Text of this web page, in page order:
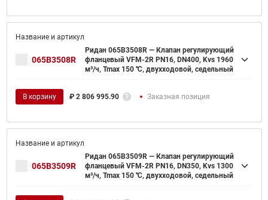
065B3508R
Ридан 065B3508R — Клапан регулирующий
фланцевый VFM-2R PN16, DN400, Kvs 1960
м³/ч, Tmax 150 ℃, двухходовой, седельный
В корзину ₽ 2 806 995.90 Заказная позиция
065B3509R
Ридан 065B3509R — Клапан регулирующий
фланцевый VFM-2R PN16, DN350, Kvs 1300
м³/ч, Tmax 150 ℃, двухходовой, седельный